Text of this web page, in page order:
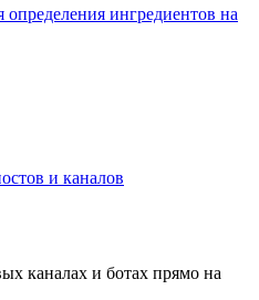
ингредиентов на
и каналов
каналах и ботаx прямо на